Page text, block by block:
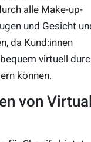
alle Make-up-
und Gesicht
da Kund:innen
virtuell
können.
von Virtual